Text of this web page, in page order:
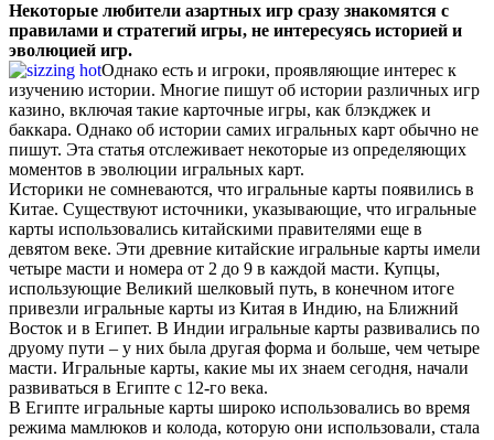
Некоторые любители азартных игр сразу знакомятся с
правилами и стратегий игры, не интересуясь историей и
эволюцией игр.
Однако есть и игроки, проявляющие интерес к
изучению истории. Многие пишут об истории различных игр
казино, включая такие карточные игры, как блэкджек и
баккара. Однако об истории самих игральных карт обычно не
пишут. Эта статья отслеживает некоторые из определяющих
моментов в эволюции игральных карт.
Историки не сомневаются, что игральные карты появились в
Китае. Существуют источники, указывающие, что игральные
карты использовались китайскими правителями еще в
девятом веке. Эти древние китайские игральные карты имели
четыре масти и номера от 2 до 9 в каждой масти. Купцы,
использующие Великий шелковый путь, в конечном итоге
привезли игральные карты из Китая в Индию, на Ближний
Восток и в Египет. В Индии игральные карты развивались по
друому пути – у них была другая форма и больше, чем четыре
масти. Игральные карты, какие мы их знаем сегодня, начали
развиваться в Египте с 12-го века.
В Египте игральные карты широко использовались во время
режима мамлюков и колода, которую они использовали, стала